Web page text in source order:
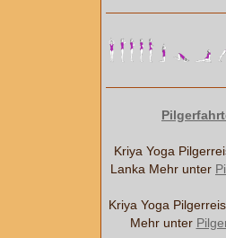
Kriya Yoga
Lanka Mehr unter
Kriya Yoga
Mehr unter